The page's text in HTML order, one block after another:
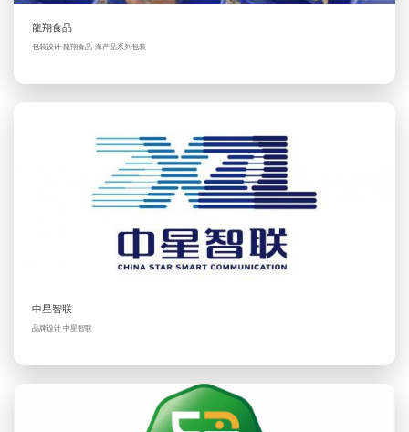
龍翔食品
包装设计 龍翔食品·海产品系列包装
中星智联
品牌设计 中星智联